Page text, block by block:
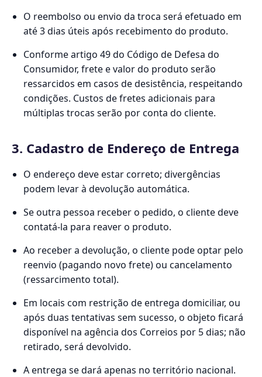
O reembolso ou envio da troca será efetuado em
até 3 dias úteis após recebimento do produto.
Conforme artigo 49 do Código de Defesa do
Consumidor, frete e valor do produto serão
ressarcidos em casos de desistência, respeitando
condições. Custos de fretes adicionais para
múltiplas trocas serão por conta do cliente.
3. Cadastro de Endereço de Entrega
O endereço deve estar correto; divergências
podem levar à devolução automática.
Se outra pessoa receber o pedido, o cliente deve
contatá-la para reaver o produto.
Ao receber a devolução, o cliente pode optar pelo
reenvio (pagando novo frete) ou cancelamento
(ressarcimento total).
Em locais com restrição de entrega domiciliar, ou
após duas tentativas sem sucesso, o objeto ficará
disponível na agência dos Correios por 5 dias; não
retirado, será devolvido.
A entrega se dará apenas no território nacional.